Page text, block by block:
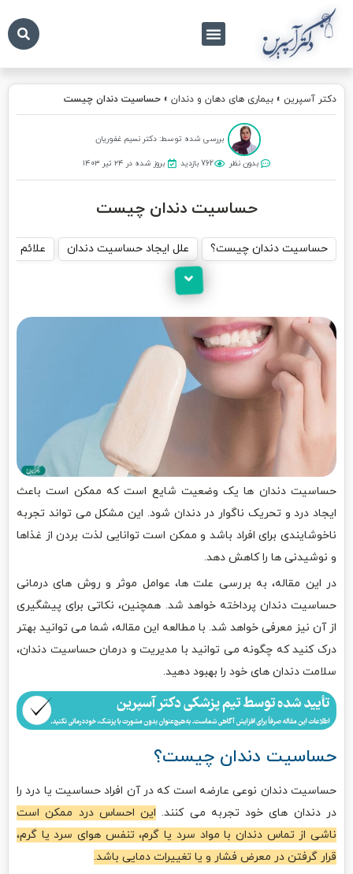
دکتر آسپرین » بیماری های دهان و دندان » حساسیت دندان چیست
بررسی شده توسط: دکتر نسیم غفوریان
بدون نظر 762 بازدید بروز شده در ۲۴ تیر ۱۴۰۳
حساسیت دندان چیست
حساسیت دندان چیست؟ علل ایجاد حساسیت دندان علائم
حساسیت دندان ها یک وضعیت شایع است که ممکن است باعث
ایجاد درد و تحریک ناگوار در دندان شود. این مشکل می تواند تجربه
ناخوشایندی برای افراد باشد و ممکن است توانایی لذت بردن از غذاها
و نوشیدنی ها را کاهش دهد.
در این مقاله، به بررسی علت ها، عوامل موثر و روش های درمانی
حساسیت دندان پرداخته خواهد شد. همچنین، نکاتی برای پیشگیری
از آن نیز معرفی خواهد شد. با مطالعه این مقاله، شما می توانید بهتر
درک کنید که چگونه می توانید با مدیریت و درمان حساسیت دندان،
سلامت دندان های خود را بهبود دهید.
حساسیت دندان چیست؟
حساسیت دندان نوعی عارضه است که در آن افراد حساسیت یا درد را
در دندان های خود تجربه می کنند. این احساس درد ممکن است
ناشی از تماس دندان با مواد سرد یا گرم، تنفس هوای سرد یا گرم،
قرار گرفتن در معرض فشار و یا تغییرات دمایی باشد.